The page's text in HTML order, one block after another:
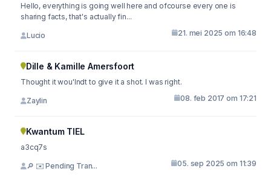
Hello, everything is going well here and ofcourse every one is
sharing facts, that's actually fin...
Lucio 21. mei 2025 om 16:48
Dille & Kamille Amersfoort
Thought it wou'lndt to give it a shot. I was right.
Zaylin 08. feb 2017 om 17:21
Kwantum TIEL
a3cq7s
🔎 ✉️ Pending Tran... 05. sep 2025 om 11:39